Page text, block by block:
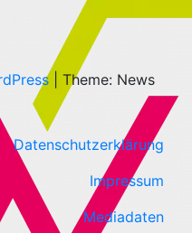
Theme: News
Datenschutzerklärung
Impressum
Mediadaten